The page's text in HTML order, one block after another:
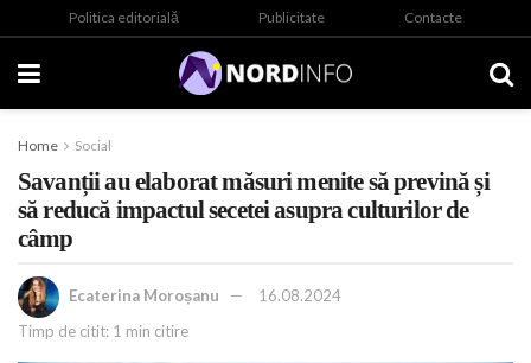
Politica editorială Publicitate Contacte
Home Social
Savanții au elaborat măsuri menite să prevină și
să reducă impactul secetei asupra culturilor de
câmp
Ecaterina Moroșanu
16.08.2024
Timp de citit: 1 min citire